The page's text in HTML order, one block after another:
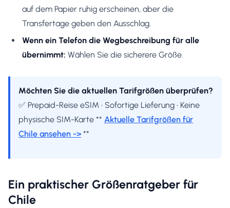
auf dem Papier ruhig erscheinen, aber die
Transfertage geben den Ausschlag.
Wenn ein Telefon die Wegbeschreibung für alle
übernimmt: Wählen Sie die sicherere Größe.
Möchten Sie die aktuellen Tarifgrößen überprüfen?
✅ Prepaid-Reise eSIM • Sofortige Lieferung • Keine
physische SIM-Karte ** Aktuelle Tarifgrößen für
Chile ansehen -> **
Ein praktischer Größenratgeber für
Chile